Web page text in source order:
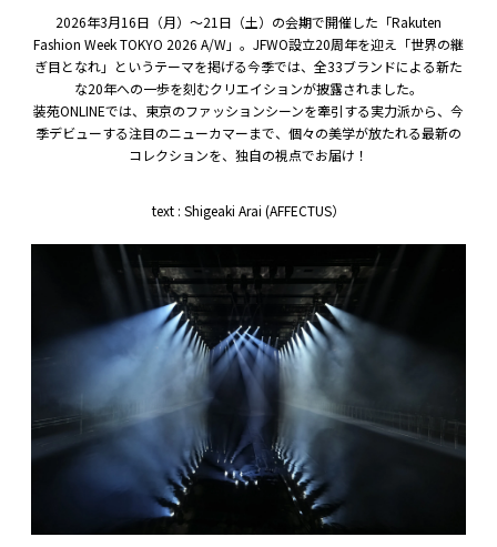
2026年3月16日（月）〜21日（土）の会期で開催した「Rakuten
Fashion Week TOKYO 2026 A/W」。JFWO設立20周年を迎え「世界の継
ぎ目となれ」というテーマを掲げる今季では、全33ブランドによる新た
な20年への一歩を刻むクリエイションが披露されました。
装苑ONLINEでは、東京のファッションシーンを牽引する実力派から、今
季デビューする注目のニューカマーまで、個々の美学が放たれる最新の
コレクションを、独自の視点でお届け！
text : Shigeaki Arai (AFFECTUS）